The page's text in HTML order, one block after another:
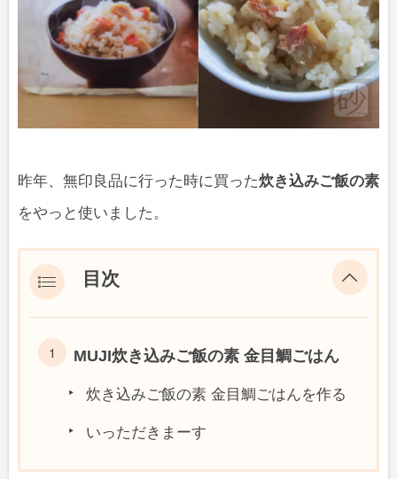
昨年、無印良品に行った時に買った炊き込みご飯の素
をやっと使いました。
目次
MUJI炊き込みご飯の素 金目鯛ごはん
炊き込みご飯の素 金目鯛ごはんを作る
いっただきまーす